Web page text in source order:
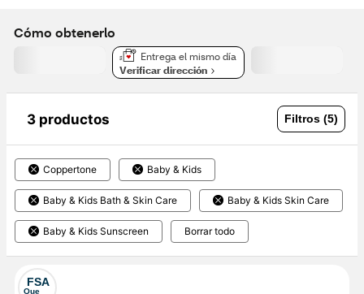
Cómo obtenerlo
Entrega el mismo día
Verificar dirección
3 productos Filtros (5)
Coppertone Baby & Kids
Baby & Kids Bath & Skin Care Baby & Kids Skin Care
Baby & Kids Sunscreen Borrar todo
FSA
Que